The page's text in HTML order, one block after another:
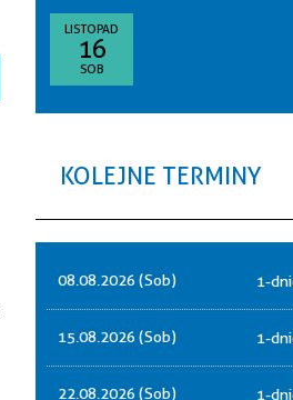
LISTOPAD
16
SOB
KOLEJNE TERMINY
08.08.2026 (Sob) 1-
15.08.2026 (Sob) 1-
22.08.2026 (Sob) 1-